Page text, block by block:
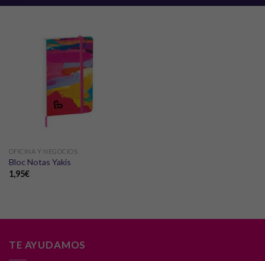
OFICINA Y NEGOCIOS
Bloc Notas Yakis
1,95€
TE AYUDAMOS